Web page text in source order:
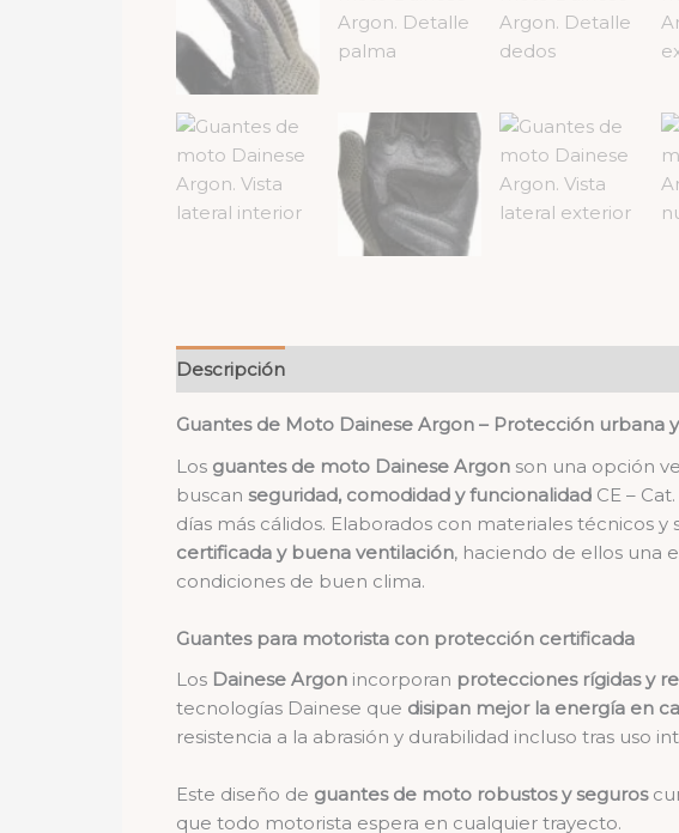
Descripción
Guantes de Moto Dainese Argon – Protección urbana
Los guantes de moto Dainese Argon son una opción
buscan seguridad, comodidad y funcionalidad CE –
días más cálidos. Elaborados con materiales técnicos
certificada y buena ventilación, haciendo de ellos una
condiciones de buen clima.
Guantes para motorista con protección certificada
Los Dainese Argon incorporan protecciones rígidas y
tecnologías Dainese que disipan mejor la energía en
resistencia a la abrasión y durabilidad incluso tras uso
Este diseño de guantes de moto robustos y seguros
que todo motorista espera en cualquier trayecto.